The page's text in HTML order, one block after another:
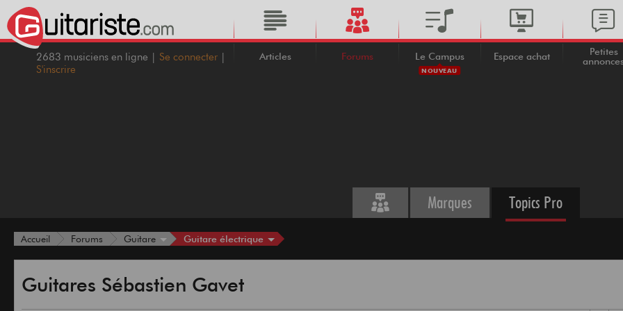
2683 musiciens en ligne | Se connecter |
S'inscrire
Articles Forums Le Campus
NOUVEAU
Espace achat
Petites
Marques Topics Pro
Accueil Forums Guitare Guitare électrique
Guitares Sébastien Gavet